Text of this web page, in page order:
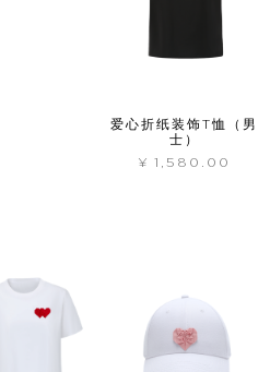
爱心折纸装饰T恤（男
士）
¥ 1,580.00